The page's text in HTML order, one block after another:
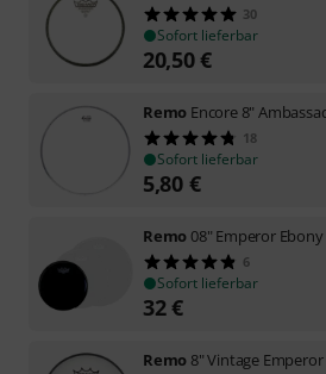
30
Sofort lieferbar
20,50€
Remo Encore 8"
18
Sofort lieferbar
5,80 €
Remo 08" Emperor Ebony
6
Sofort lieferbar
32€
Remo 8" Vintage